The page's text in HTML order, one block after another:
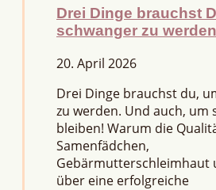
Drei Dinge brauchst
schwanger zu
20. April 2026
Drei Dinge brauchst du,
zu werden. Und auch, um
bleiben! Warum die
Samenfädchen,
Gebärmutterschleimhaut
über eine erfolgreiche